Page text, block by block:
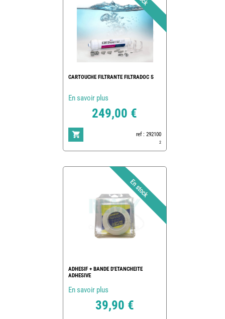
CARTOUCHE FILTRANTE FILTRADOC S
En savoir plus
249,00 €
ref : 292100
2
ADHESIF + BANDE D'ETANCHEITE
ADHESIVE
En savoir plus
39,90 €